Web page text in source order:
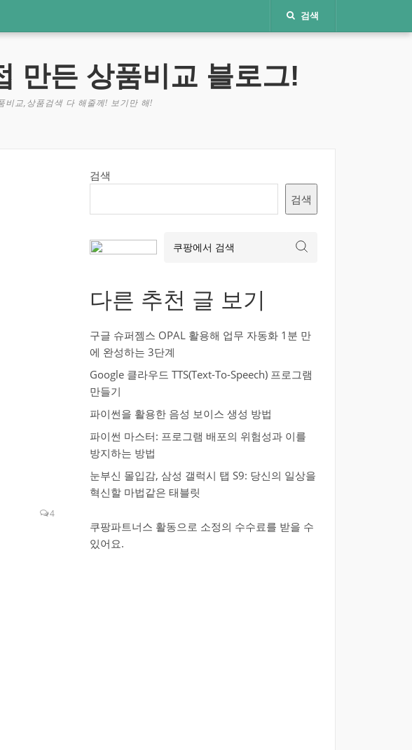
검색
만든 상품비교 블로그!
비교,상품검색 다 해줄께! 보기만 해!
4
검색
검색
다른 추천 글 보기
구글 슈퍼젬스 OPAL 활용해 업무 자동화 1분 만
에 완성하는 3단계
Google 클라우드 TTS(Text-To-Speech) 프로그램
만들기
파이썬을 활용한 음성 보이스 생성 방법
파이썬 마스터: 프로그램 배포의 위험성과 이를
방지하는 방법
눈부신 몰입감, 삼성 갤럭시 탭 S9: 당신의 일상을
혁신할 마법같은 태블릿
쿠팡파트너스 활동으로 소정의 수수료를 받을 수
있어요.